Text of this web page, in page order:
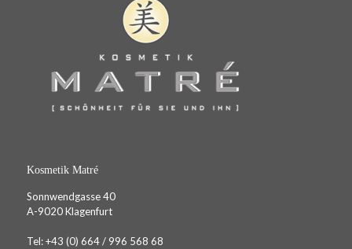
Kosmetik Matré
Sonnwendgasse 40
A-9020 Klagenfurt
Tel:+43 (0) 664 / 996 568 68